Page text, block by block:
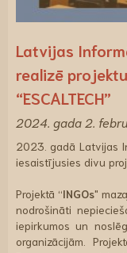
Latvijas
realizē
“ESCALTECH”
2024. gada 2.
2023. gadā Latvijas
iesaistījusies divu
Projektā “INGOs"
nodrošināti
iepirkumos un
organizācijām.